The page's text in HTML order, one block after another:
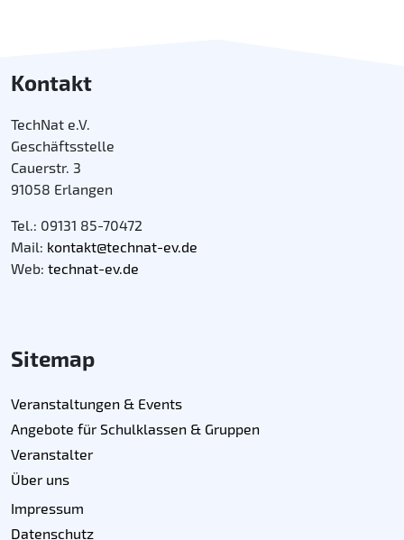
Kontakt
TechNat e.V.
Geschäftsstelle
Cauerstr. 3
91058 Erlangen
Tel.: 09131 85-70472
Mail: kontakt@technat-ev.de
Web: technat-ev.de
Sitemap
Veranstaltungen & Events
Angebote für Schulklassen & Gruppen
Veranstalter
Über uns
Impressum
Datenschutz